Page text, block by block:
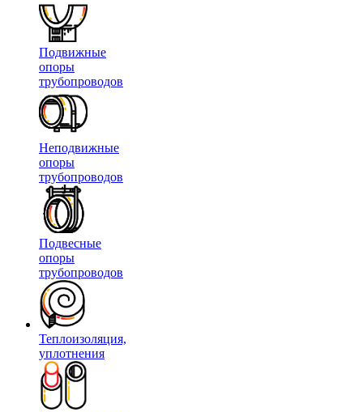
Подвижные
опоры
трубопроводов
Неподвижные
опоры
трубопроводов
Подвесные
опоры
трубопроводов
Теплоизоляция,
уплотнения